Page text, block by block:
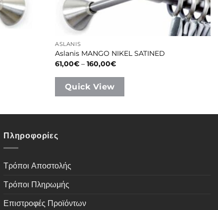
ASLANIS
Aslanis MANGO NIKEL SATINED
61,00€ – 160,00€Price
61,00€
Quick View
Πληροφορίες
Τρόποι Αποστολής
Τρόποι Πληρωμής
Επιστροφές Προϊόντων